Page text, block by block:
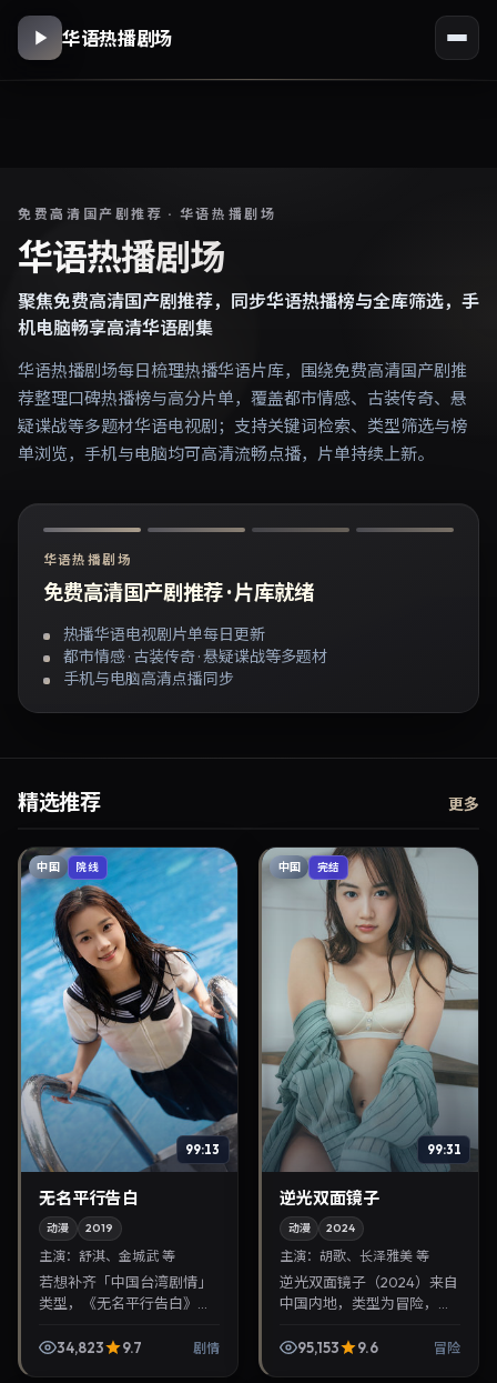
华语热播剧场
免费高清国产剧推荐 · 华语热播剧场
华语热播剧场
聚焦免费高清国产剧推荐，同步华语热播榜与全库筛选，手
机电脑畅享高清华语剧集
华语热播剧场每日梳理热播华语片库，围绕免费高清国产剧推
荐整理口碑热播榜与高分片单，覆盖都市情感、古装传奇、悬
疑谍战等多题材华语电视剧；支持关键词检索、类型筛选与榜
单浏览，手机与电脑均可高清流畅点播，片单持续上新。
华语热播剧场
免费高清国产剧推荐 · 片库就绪
热播华语电视剧片单每日更新
都市情感 · 古装传奇 · 悬疑谍战等多题材
手机与电脑高清点播同步
精选推荐 更多
中国 院线
99:13
无名平行告白
动漫 2019
主演： 舒淇、金城武 等
若想补齐「中国台湾剧情」
类型，《无名平行告白》值
淇、金城武主演，2019年3
34,823 9.7 剧情
中国 完结
99:31
逆光双面镜子
动漫 2024
主演：胡歌、长泽雅美 等
逆光双面镜子（2024）来自
中国内地，类型为冒险，魏
等参与演出。2024年11月13
95,153 9.6 冒险